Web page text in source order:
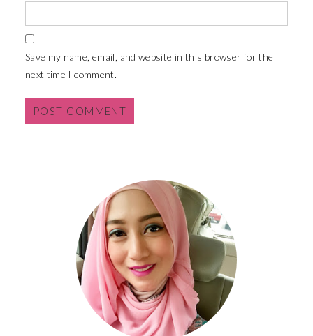
Save my name, email, and website in this browser for the
next time I comment.